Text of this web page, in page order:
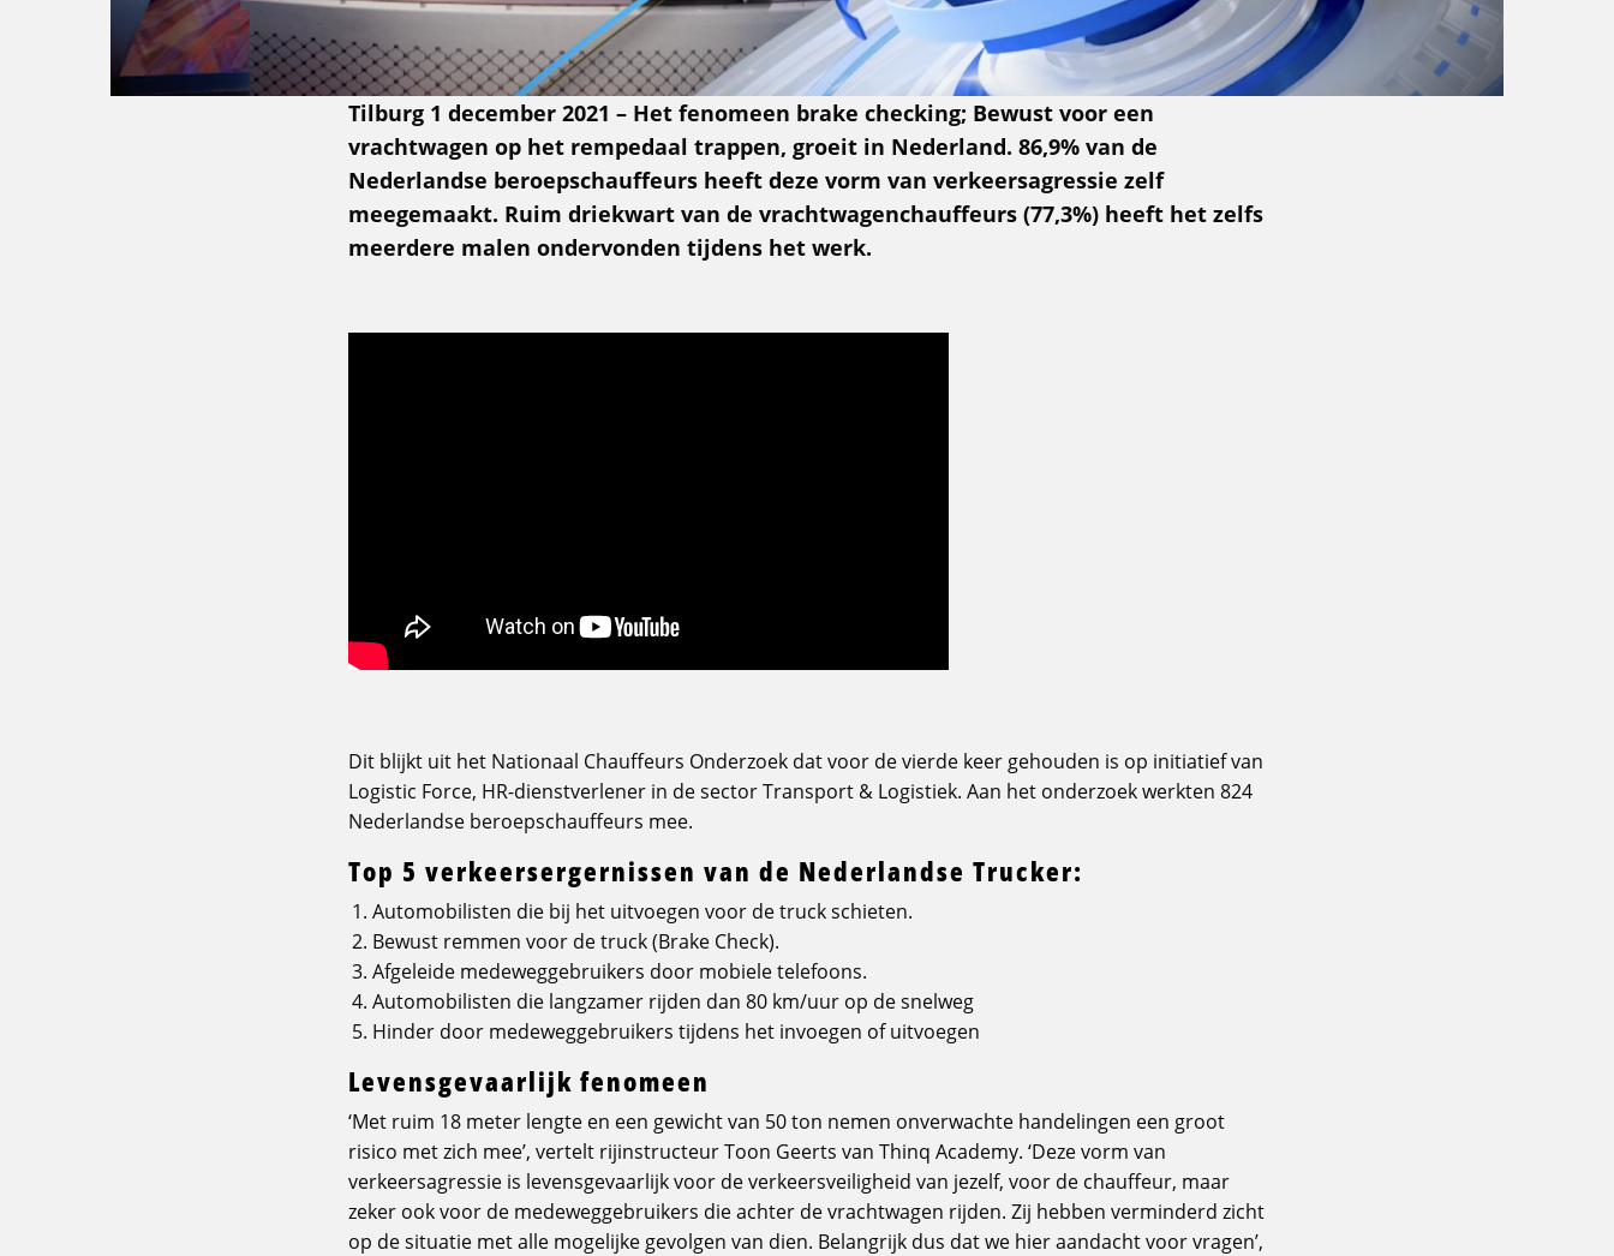
Tilburg 1 december 2021 – Het fenomeen brake checking; Bewust voor een
vrachtwagen op het rempedaal trappen, groeit in Nederland. 86,9% van de
Nederlandse beroepschauffeurs heeft deze vorm van verkeersagressie zelf
meegemaakt. Ruim driekwart van de vrachtwagenchauffeurs (77,3%) heeft het zelfs
meerdere malen ondervonden tijdens het werk.
Dit blijkt uit het Nationaal Chauffeurs Onderzoek dat voor de vierde keer gehouden is op initiatief van
Logistic Force, HR-dienstverlener in de sector Transport & Logistiek. Aan het onderzoek werkten 824
Nederlandse beroepschauffeurs mee.
Top 5 verkeersergernissen van de Nederlandse Trucker:
Automobilisten die bij het uitvoegen voor de truck schieten.
Bewust remmen voor de truck (Brake Check).
Afgeleide medeweggebruikers door mobiele telefoons.
Automobilisten die langzamer rijden dan 80 km/uur op de snelweg
Hinder door medeweggebruikers tijdens het invoegen of uitvoegen
Levensgevaarlijk fenomeen
‘Met ruim 18 meter lengte en een gewicht van 50 ton nemen onverwachte handelingen een groot
risico met zich mee’, vertelt rijinstructeur Toon Geerts van Thinq Academy. ‘Deze vorm van
verkeersagressie is levensgevaarlijk voor de verkeersveiligheid van jezelf, voor de chauffeur, maar
zeker ook voor de medeweggebruikers die achter de vrachtwagen rijden. Zij hebben verminderd zicht
op de situatie met alle mogelijke gevolgen van dien. Belangrijk dus dat we hier aandacht voor vragen’,